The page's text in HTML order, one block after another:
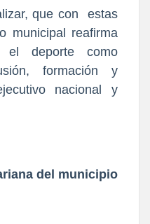
que con estas
municipal reafirma
el deporte como
formación y
nacional y
del municipio